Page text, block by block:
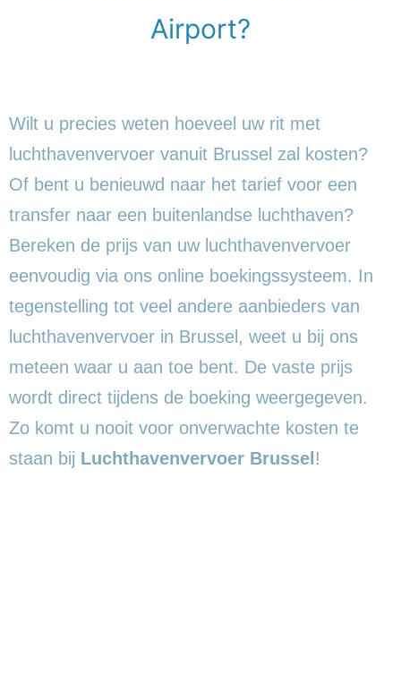
Airport?
Wilt u precies weten hoeveel uw rit met
luchthavenvervoer vanuit Brussel zal kosten?
Of bent u benieuwd naar het tarief voor een
transfer naar een buitenlandse luchthaven?
Bereken de prijs van uw luchthavenvervoer
eenvoudig via ons online boekingssysteem. In
tegenstelling tot veel andere aanbieders van
luchthavenvervoer in Brussel, weet u bij ons
meteen waar u aan toe bent. De vaste prijs
wordt direct tijdens de boeking weergegeven.
Zo komt u nooit voor onverwachte kosten te
staan bij Luchthavenvervoer Brussel !